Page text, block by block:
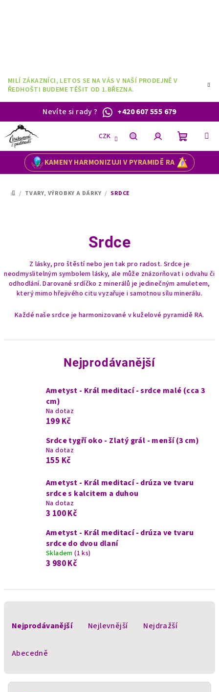
MILÍ ZÁKAZNÍCI, LETOS SE NA VÁS V NAŠÍ PRODEJNĚ V
ŘEDHOŠTI BUDEME TĚŠIT OD 1.BŘEZNA.
Nevíte si rady? +420 607 555 679
KAMENY HARMONIZUJI V PYRAMIDĚ RA
CZK
HledatPřihlášeníNákupní
DOMŮ
/ TVARY, VÝROBKY A DÁRKY / SRDCE
Srdce
Z lásky, pro štěstí nebo jen tak pro radost. Srdce je
neodmyslitelným symbolem lásky, ale může znázorňovat i odvahu či
odhodlání. Darované srdíčko z minerálů je jedinečným amuletem,
který mimo hřejivého citu vyzařuje i samotnou sílu minerálu.
Každé naše srdce je harmonizované v kuželové pyramidě RA.
Nejprodávanější
Ametyst - Král meditací - srdce malé (cca 3
cm)
Na dotaz
199 Kč
Srdce tygří oko - Zlatý grál - menší (3 cm)
Na dotaz
155 Kč
Ametyst - Král meditací - drúza ve tvaru
srdce s kalcitem a duhou
Na dotaz
3 100 Kč
Ametyst - Král meditací - drúza ve tvaru
srdce do dvou dlaní
Skladem(1 ks)
3 980 Kč
Nejprodávanější Nejlevnější Nejdražší
Abecedně